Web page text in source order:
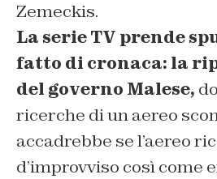
Zemeckis.
La serie TV prende
fatto di cronaca: la
del governo Malese,
ricerche di un aereo
accadrebbe se l’aereo
d’improvviso così come